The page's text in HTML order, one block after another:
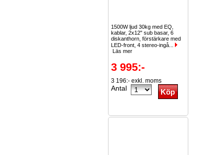
1500W ljud 30kg med EQ,
kablar, 2x12" sub basar, 6
diskanthorn, förstärkare med
LED-front, 4 stereo-ingå...
Läs mer
3 995:-
3 196:- exkl. moms
Antal